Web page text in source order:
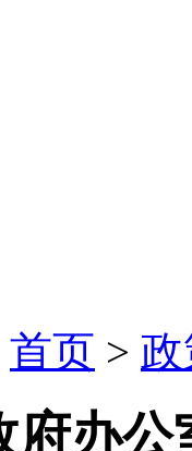
首页 >
府办